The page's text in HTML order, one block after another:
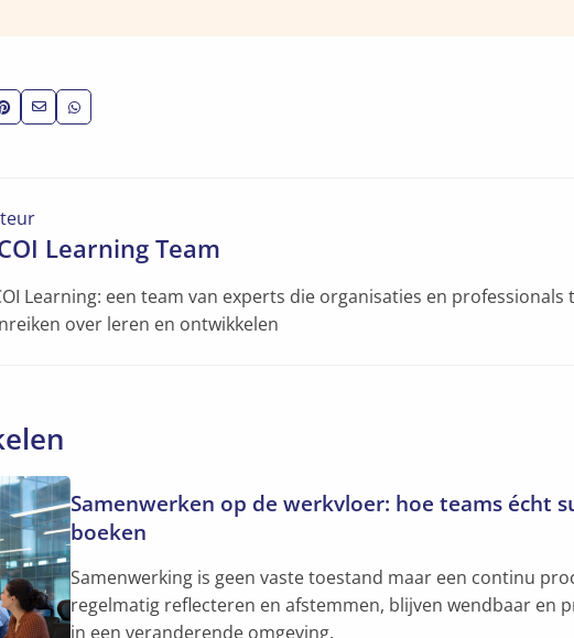
Deel
Deel
Deel
Learning Team
Learning: een team van experts die organisaties en professionals
over leren en ontwikkelen
Samenwerken op de werkvloer: hoe teams écht
boeken
Samenwerking is geen vaste toestand maar een continu
regelmatig reflecteren en afstemmen, blijven wendbaar en
in een veranderende omgeving.